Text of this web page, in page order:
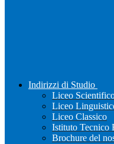
Indirizzi di Studio
Liceo
Liceo
Liceo Classico
Istituto Tecnico
Brochure del